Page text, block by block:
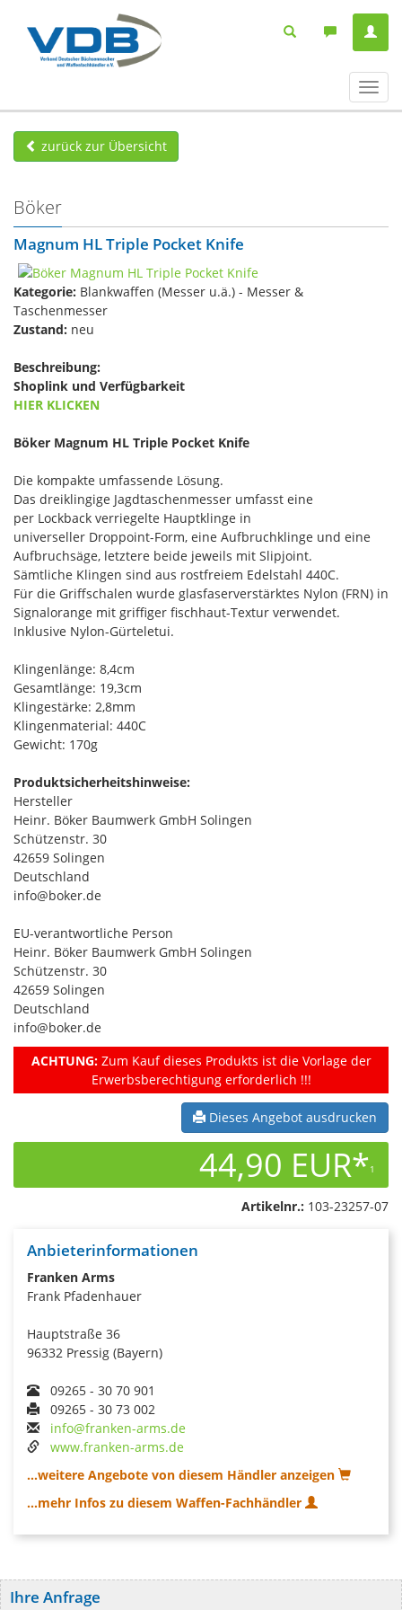
ein-/
zurück zur Übersicht
Böker
Magnum HL Triple Pocket Knife
Kategorie: Blankwaffen (Messer u.ä.) - Messer &
Taschenmesser
Zustand: neu
Beschreibung:
Shoplink und Verfügbarkeit
HIER KLICKEN
Böker Magnum HL Triple Pocket Knife
Die kompakte umfassende Lösung.
Das dreiklingige Jagdtaschenmesser umfasst eine
per Lockback verriegelte Hauptklinge in
universeller Droppoint-Form, eine Aufbruchklinge und eine
Aufbruchsäge, letztere beide jeweils mit Slipjoint.
Sämtliche Klingen sind aus rostfreiem Edelstahl 440C.
Für die Griffschalen wurde glasfaserverstärktes Nylon (FRN) in
Signalorange mit griffiger fischhaut-Textur verwendet.
Inklusive Nylon-Gürteletui.
Klingenlänge: 8,4cm
Gesamtlänge: 19,3cm
Klingestärke: 2,8mm
Klingenmaterial: 440C
Gewicht: 170g
Produktsicherheitshinweise:
Hersteller
Heinr. Böker Baumwerk GmbH Solingen
Schützenstr. 30
42659 Solingen
Deutschland
info@boker.de
EU-verantwortliche Person
Heinr. Böker Baumwerk GmbH Solingen
Schützenstr. 30
42659 Solingen
Deutschland
info@boker.de
ACHTUNG:Zum Kauf dieses Produkts ist die Vorlage der
Erwerbsberechtigung erforderlich !!!
Dieses Angebot ausdrucken
44,90 EUR*1
Artikelnr.: 103-23257-07
Anbieterinformationen
Franken Arms
Frank Pfadenhauer
Hauptstraße 36
96332 Pressig (Bayern)
09265 - 30 70 901
09265 - 30 73 002
info@franken-arms.de
www.franken-arms.de
...weitere Angebote von diesem Händler anzeigen
...mehr Infos zu diesem Waffen-Fachhändler
Ihre Anfrage